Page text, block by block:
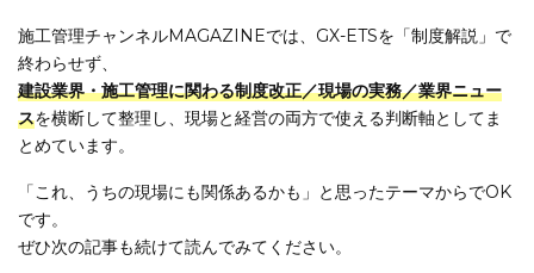
施工管理チャンネルMAGAZINEでは、GX-ETSを「制度解説」で
終わらせず、
建設業界・施工管理に関わる制度改正／現場の実務／業界ニュー
スを横断して整理し、現場と経営の両方で使える判断軸としてま
とめています。
「これ、うちの現場にも関係あるかも」と思ったテーマからでOK
です。
ぜひ次の記事も続けて読んでみてください。